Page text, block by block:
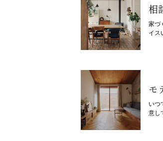
相
家づ
イス
モ
いつ
意し